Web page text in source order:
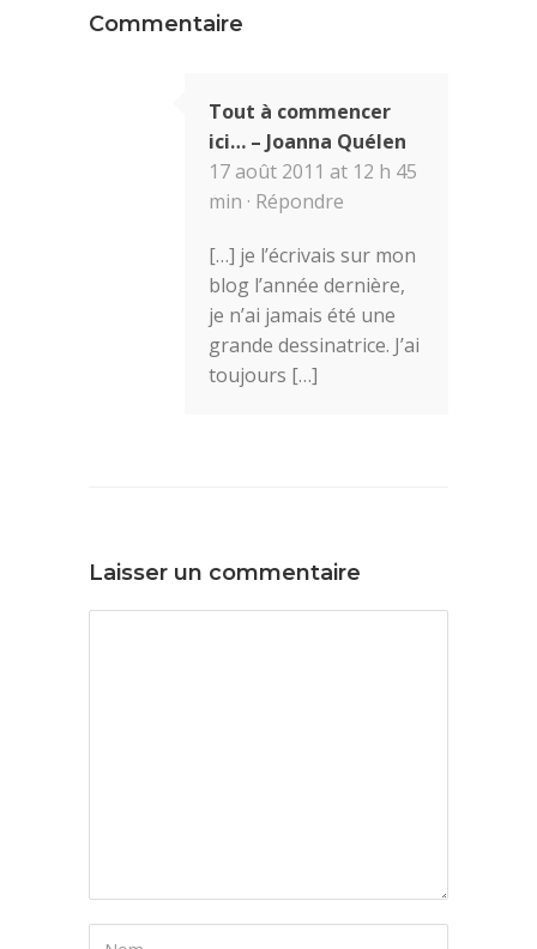
Commentaire
Tout à commencer
ici… – Joanna Quélen
17 août 2011 at 12 h 45
min · Répondre
[…] je l’écrivais sur mon
blog l’année dernière,
je n’ai jamais été une
grande dessinatrice. J’ai
toujours […]
Laisser un commentaire